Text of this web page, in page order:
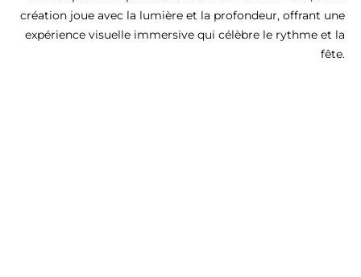
création joue avec la lumière et la profondeur, offrant une
expérience visuelle immersive qui célèbre le rythme et la
fête.